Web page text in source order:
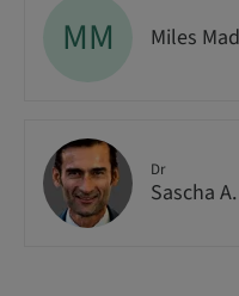
MM Miles
Dr
Sascha